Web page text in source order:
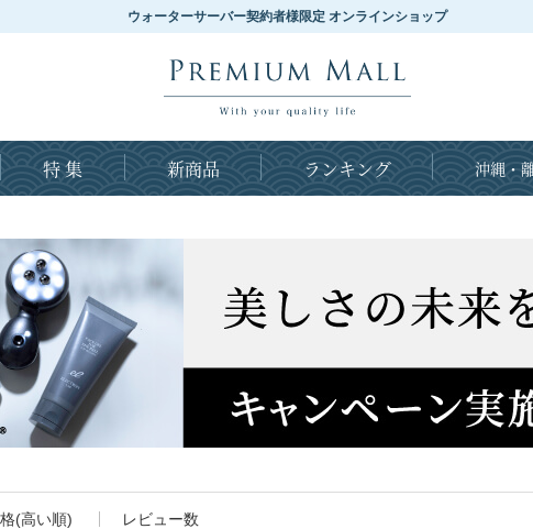
ウォーターサーバー契約者様限定 オンラインショップ
特 集 新商品 ランキング 沖縄・
(高い順) レビュー数